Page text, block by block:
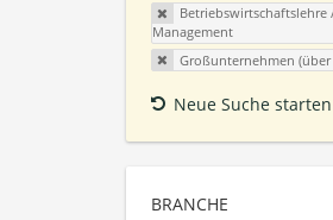
Betriebswirtschaftslehre
Management
Großunternehmen (über
Neue Suche starten
BRANCHE